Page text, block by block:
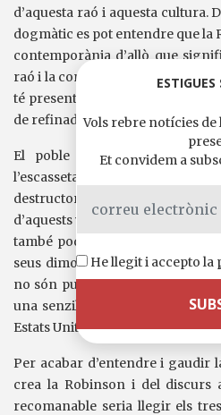
d’aquesta raó i aquesta cultura.
dogmàtic es pot entendre que la
contemporània d’allò que
raó i la consciència estan
té presents les incongruències
de refinada com de bàrbara.
El poble de Gilead, on els
l’escassetat i lluiten amb els
destructors, és al mateix
d’aquests vivències, una terra
també podria acollir al Durtal
seus dimonis. Les emocions
no són punyents ni busquen
una senzillesa i una serenor
Estats Units.
Per acabar d’entendre i gaudir
crea la Robinson i del discurs
recomanable seria llegir els
Vols rebre notícies de
Et convidem a
He llegit i accepto la